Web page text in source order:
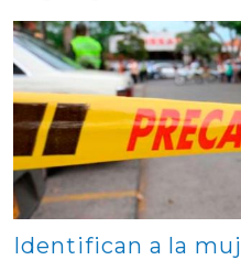
Contenido multimedia principal
Identifican a la